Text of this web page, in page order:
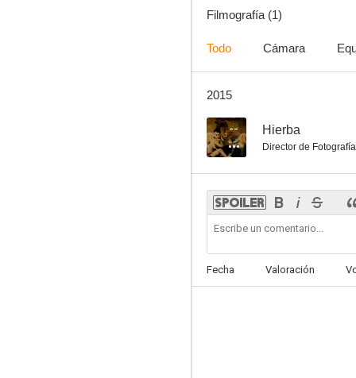
Filmografía (1)
Todo Cámara
2015
-- Hierba
Director de Fotografía
Fecha Valoración